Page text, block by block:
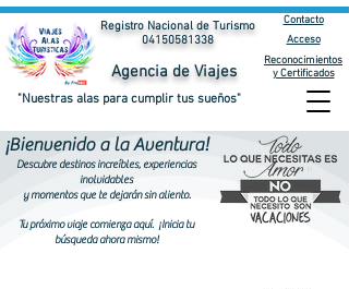
Agencia de Viajes
"Nuestras alas para cumplir tus sueños"
Registro Nacional de Turismo
04150581338
Contacto
Acceso
Reconocimientos
y Certificados
¡Bienvenido a la Aventura!
Descubre destinos increíbles, experiencias
inolvidables
y momentos que te dejarán sin aliento.
Tu próximo viaje comienza aquí. ¡Inicia tu
búsqueda ahora mismo!